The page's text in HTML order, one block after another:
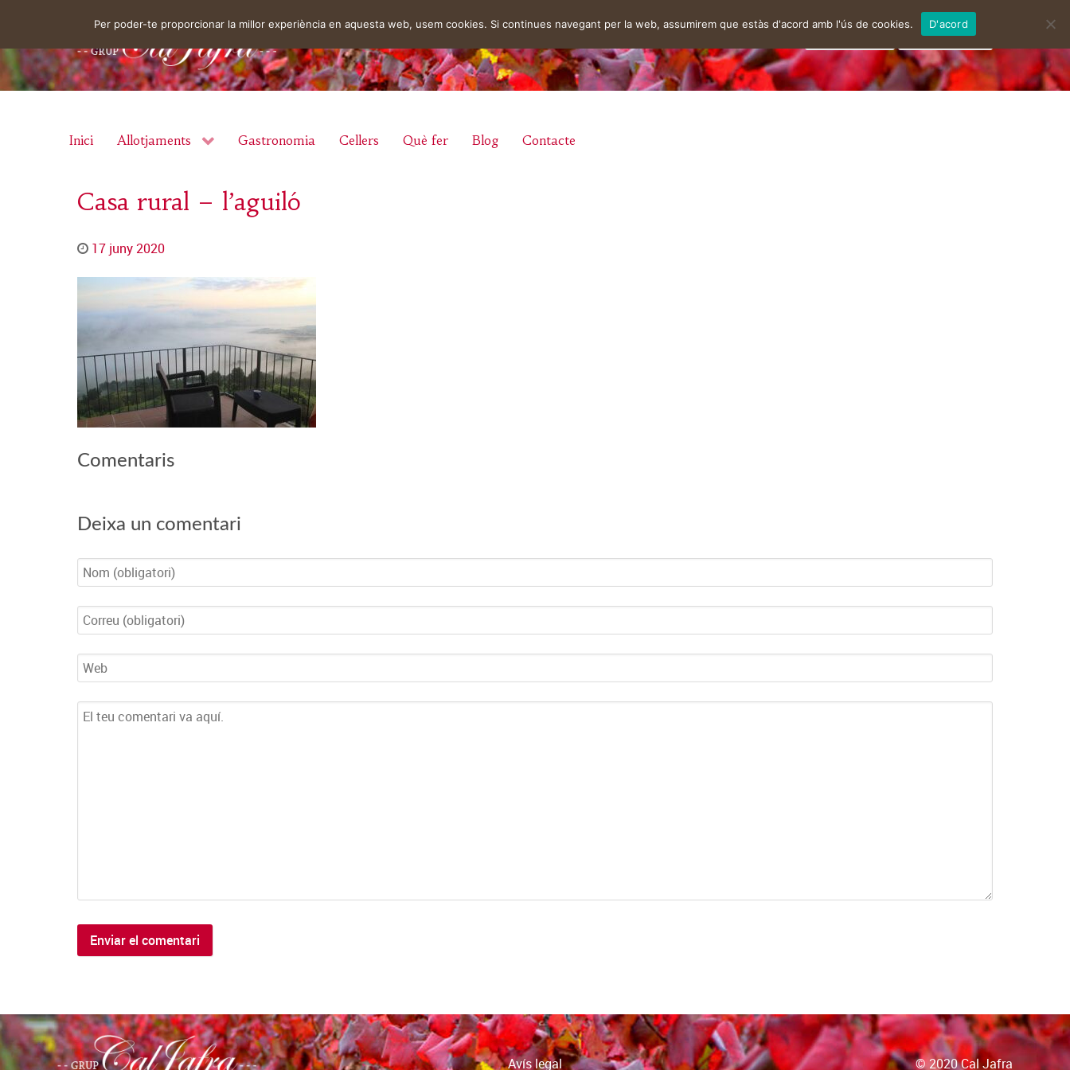
instagram
Inici Allotjaments Gastronomia Cellers Què fer Blog Contacte
Casa rural – l’aguiló
17 juny 2020
Comentaris
Deixa un comentari
Avís legal © 2020 Cal Jafra
Per poder-te proporcionar la millor experiència en aquesta web, usem cookies. Si continues navegant per la web, assumirem que estàs d'acord amb l'ús de cookies. D'acord